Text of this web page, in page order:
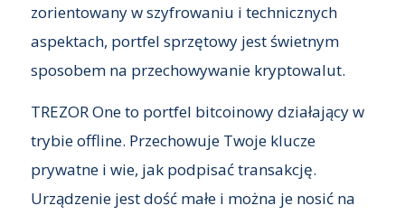
zorientowany w szyfrowaniu i technicznych
aspektach, portfel sprzętowy jest świetnym
sposobem na przechowywanie kryptowalut.
TREZOR One to portfel bitcoinowy działający w
trybie offline. Przechowuje Twoje klucze
prywatne i wie, jak podpisać transakcję.
Urządzenie jest dość małe i można je nosić na